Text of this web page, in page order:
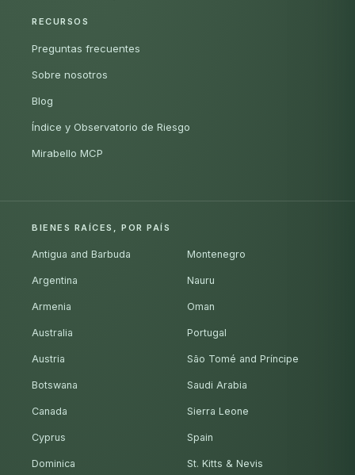
RECURSOS
Preguntas frecuentes
Sobre nosotros
Blog
Índice y Observatorio de Riesgo
Mirabello MCP
BIENES RAÍCES, POR PAÍS
Antigua and Barbuda
Argentina
Armenia
Australia
Austria
Botswana
Canada
Cyprus
Dominica
Montenegro
Nauru
Oman
Portugal
São Tomé and Príncipe
Saudi Arabia
Sierra Leone
Spain
St. Kitts & Nevis